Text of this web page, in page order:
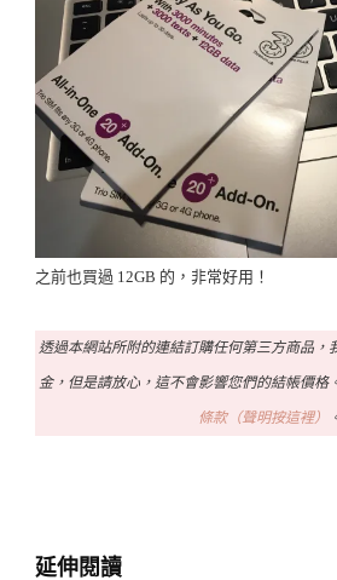
之前也買過 12GB 的，非常好用！
透過本網站所附的連結訂購任何第三方商品，
金，但是請放心，這不會影響您們的結帳價格
條款（聲明按這裡）
延伸閱讀